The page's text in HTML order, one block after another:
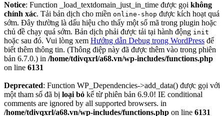
Notice: Function _load_textdomain_just_in_time được gọi không
chính xác. Tải bản dịch cho miền online-shop được kích hoạt quá
sớm. Đây thường là dấu hiệu cho thấy một số mã trong plugin hoặc
chủ đề chạy quá sớm. Bản dịch phải được tải tại hành động init
hoặc sau đó. Vui lòng xem Hướng dẫn Debug trong WordPress để
biết thêm thông tin. (Thông điệp này đã được thêm vào trong phiên
bản 6.7.0.) in /home/tdivqxrl/a68.vn/wp-includes/functions.php
on line 6131
Deprecated: Function WP_Dependencies->add_data() được gọi với
một tham số đã bị loại bỏ kể từ phiên bản 6.9.0! IE conditional
comments are ignored by all supported browsers. in
/home/tdivqxrl/a68.vn/wp-includes/functions.php on line 6131